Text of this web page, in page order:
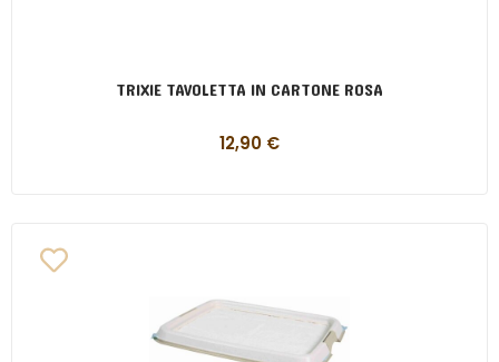
TRIXIE TAVOLETTA IN CARTONE ROSA
12,90 €